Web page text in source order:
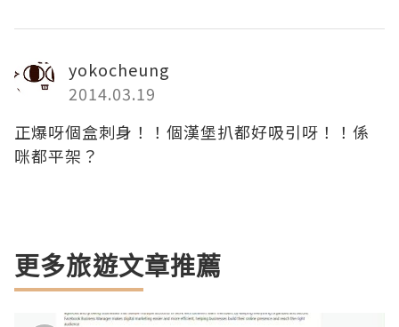
yokocheung
2014.03.19
正爆呀個盒刺身！！個漢堡扒都好吸引呀！！係
咪都平架？
更多旅遊文章推薦